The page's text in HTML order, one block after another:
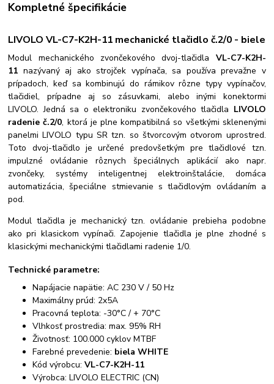
Kompletné špecifikácie
LIVOLO VL-C7-K2H-11 mechanické tlačidlo č.2/0 - biele
Modul mechanického zvončekového dvoj-tlačidla VL-C7-K2H-
11 nazývaný aj ako strojček vypínača, sa používa prevažne v
prípadoch, keď sa kombinujú do rámikov rôzne typy vypínačov,
tlačidiel, prípadne aj so zásuvkami, alebo inými konektormi
LIVOLO. Jedná sa o elektroniku zvončekového tlačidla LIVOLO
radenie č.2/0, ktorá je plne kompatibilná so všetkými sklenenými
panelmi LIVOLO typu SR tzn. so štvorcovým otvorom uprostred.
Toto dvoj-tlačidlo je určené predovšetkým pre tlačidlové tzn.
impulzné ovládanie rôznych špeciálnych aplikácií ako napr.
zvončeky, systémy inteligentnej elektroinštalácie, domáca
automatizácia, špeciálne stmievanie s tlačidlovým ovládaním a
pod.
Modul tlačidla je mechanický tzn. ovládanie prebieha podobne
ako pri klasickom vypínači. Zapojenie tlačidla je plne zhodné s
klasickými mechanickými tlačidlami radenie 1/0.
Technické parametre:
Napájacie napätie: AC 230 V / 50 Hz
Maximálny prúd: 2x5A
Pracovná teplota: -30°C / + 70°C
Vlhkosť prostredia: max. 95% RH
Životnosť: 100.000 cyklov MTBF
Farebné prevedenie: biela WHITE
Kód výrobcu:VL-C7-K2H-11
Výrobca: LIVOLO ELECTRIC (CN)